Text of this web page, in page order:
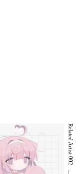
Related Artist 002